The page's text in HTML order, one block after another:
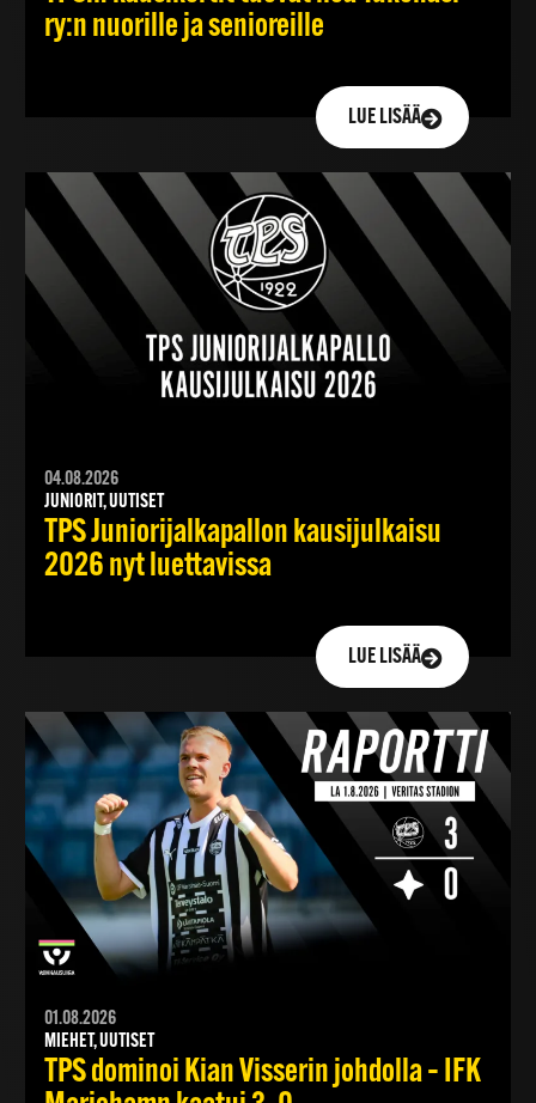
ry:n nuorille ja senioreille
LUE LISÄÄ
04.08.2026
JUNIORIT, UUTISET
TPS Juniorijalkapallon kausijulkaisu
2026 nyt luettavissa
LUE LISÄÄ
01.08.2026
MIEHET, UUTISET
TPS dominoi Kian Visserin johdolla – IFK